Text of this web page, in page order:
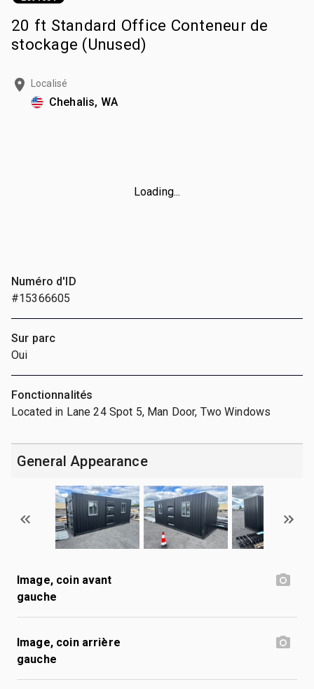
20 ft Standard Office Conteneur de
stockage (Unused)
Localisé
Chehalis, WA
Loading...
Numéro d'ID
#15366605
Sur parc
Oui
Fonctionnalités
Located in Lane 24 Spot 5, Man Door, Two Windows
General Appearance
Image, coin avant
gauche
Image, coin arrière
gauche